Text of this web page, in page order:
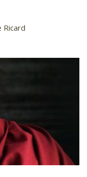
Ricard